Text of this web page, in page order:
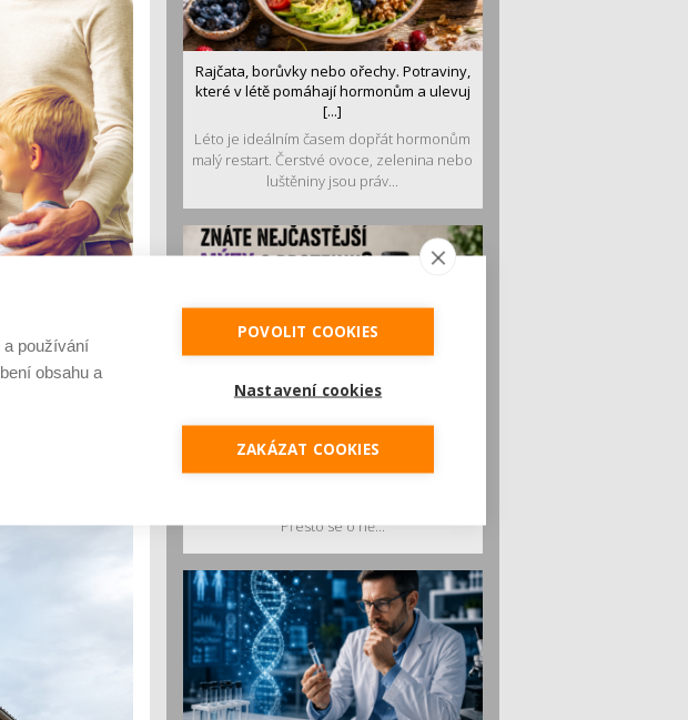
to učinit, je
však varuj...
Rajčata, borůvky nebo ořechy. Potraviny,
které v létě pomáhají hormonům a ulevuj
[...]
Léto je ideálním časem dopřát hormonům
malý restart. Čerstvé ovoce, zelenina nebo
luštěniny jsou práv...
stravě ho mám dostatek. Znáte nejčastějš
[...]
Přesto se o ně...
a používání
obsahu a
POVOLIT COOKIES
Nastavení cookies
ZAKÁZAT COOKIES